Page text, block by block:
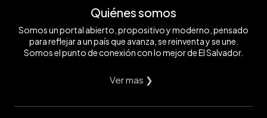
Quiénes somos
Somos un portal abierto, propositivo y moderno, pensado
para reflejar a un país que avanza, se reinventa y se une.
Somos el punto de conexión con lo mejor de El Salvador.
Ver mas ❯